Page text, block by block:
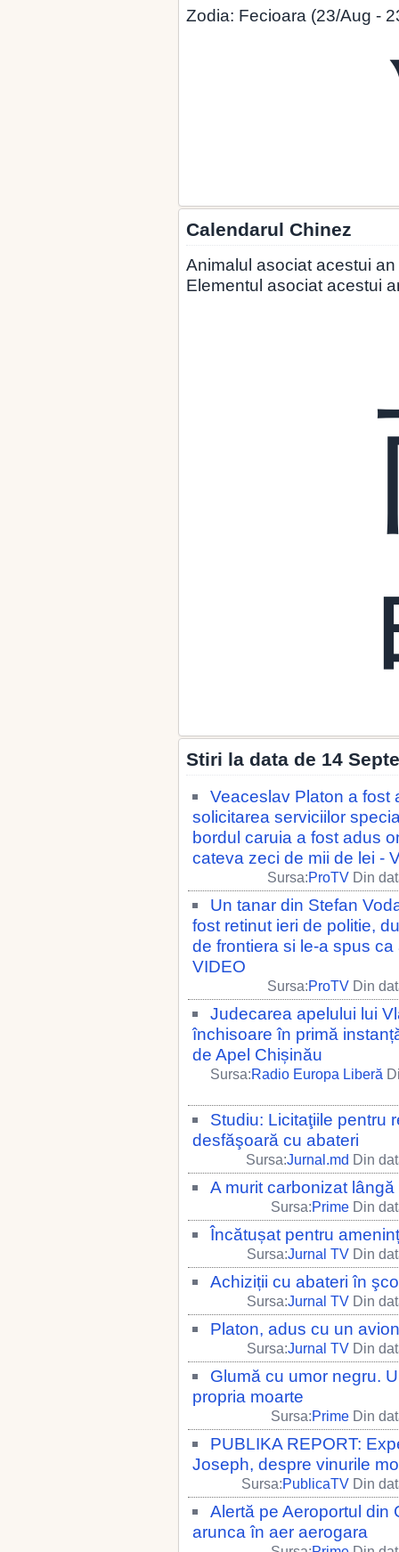
Zodia: Fecioara (23/Aug -
Calendarul Chinez
Animalul asociat acestui
Elementul asociat acestui
Stiri la data de 14
Veaceslav Platon a fost
solicitarea serviciilor
bordul caruia a fost adus
cateva zeci de mii de lei -
Sursa:ProTV Din
Un tanar din Stefan
fost retinut ieri de politie,
de frontiera si le-a spus
VIDEO
Sursa:ProTV Din
Judecarea apelului lui
închisoare în primă
de Apel Chișinău
Sursa:Radio Europa Liberă
Studiu: Licitaţiile pentru
desfăşoară cu abateri
Sursa:Jurnal.md Din
A murit carbonizat
Sursa:Prime Din
Încătușat pentru
Sursa:Jurnal TV Din
Achiziții cu abateri în
Sursa:Jurnal TV Din
Platon, adus cu un
Sursa:Jurnal TV Din
Glumă cu umor negru.
propria moarte
Sursa:Prime Din
PUBLIKA REPORT:
Joseph, despre vinurile
Sursa:PublicaTV Din
Alertă pe Aeroportul din
arunca în aer aerogara